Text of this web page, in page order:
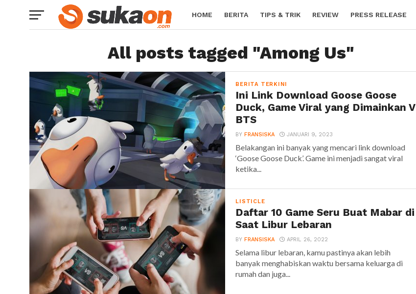
HOME BERITA TIPS & TRIK REVIEW PRESS RELEASE
All posts tagged "Among Us"
BERITA TERKINI
Ini Link Download Goose Goose
Duck, Game Viral yang Dimainkan V
BTS
BYFRANSISKA JANUARI 9, 2023
Belakangan ini banyak yang mencari link download
‘Goose Goose Duck’. Game ini menjadi sangat viral
ketika...
LISTICLE
Daftar 10 Game Seru Buat Mabar di
Saat Libur Lebaran
BYFRANSISKA APRIL 26, 2022
Selama libur lebaran, kamu pastinya akan lebih
banyak menghabiskan waktu bersama keluarga di
rumah dan juga...